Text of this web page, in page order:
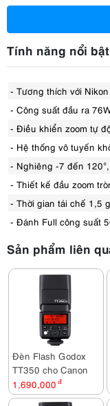
Tính năng nổi bật
- Tương thích với
- Công suất đầu ra
- Điều khiển zoom tự
- Hệ thống vô tuyến
- Nghiêng -7 đến
- Thiết kế đầu zoom
- Thời gian tái chế 1,5
- Đánh Full công suất
Sản phẩm liên
Đèn Flash Godox
TT350 cho Canon
1,690,000 đ